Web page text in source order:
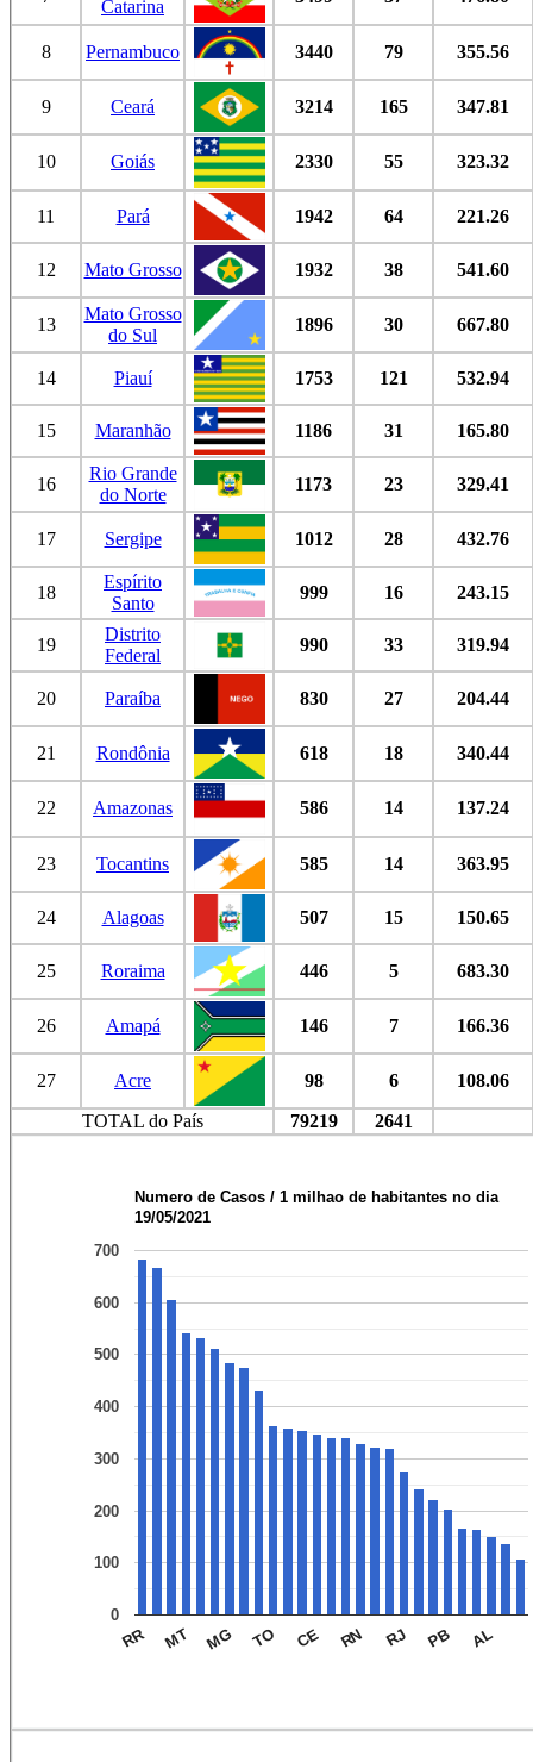
Catarina
8 Pernambuco 3440 79 355.56
9 Ceará 3214 165 347.81
10 Goiás 2330 55 323.32
11 Pará 1942 64 221.26
12 Mato Grosso 1932 38 541.60
13
Mato Grosso
do Sul
1896 30 667.80
14 Piauí 1753 121 532.94
15 Maranhão 1186 31 165.80
16
Rio Grande
do Norte
1173 23 329.41
17 Sergipe 1012 28 432.76
18
Espírito
Santo
999 16 243.15
19
Distrito
Federal
990 33 319.94
20 Paraíba 830 27 204.44
21 Rondônia 618 18 340.44
22 Amazonas 586 14 137.24
23 Tocantins 585 14 363.95
24 Alagoas 507 15 150.65
25 Roraima 446 5 683.30
26 Amapá 146 7 166.36
27 Acre 98 6
108.06
TOTAL do País
79219 2641
Numero de Casos / 1 milhao de habitantes no dia
19/05/2021
RR MT MG TO CE RN RJ PB AL
0
100
200
300
400
500
600
700